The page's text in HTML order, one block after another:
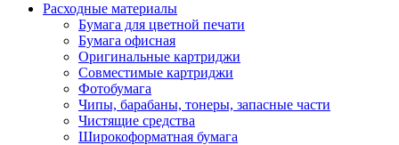
Расходные материалы
Бумага для цветной печати
Бумага офисная
Оригинальные картриджи
Совместимые картриджи
Фотобумага
Чипы, барабаны, тонеры, запасные части
Чистящие средства
Широкоформатная бумага